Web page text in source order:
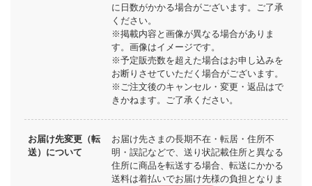
に日数がかかる場合がございます。ご了承
ください。
※掲載内容と画像が異なる場合がありま
す。画像はイメージです。
※予定販売数を超えた場合はお申し込みを
お断りさせていただく場合がございます。
※ご注文後のキャンセル・変更・返品はで
きかねます。ご了承ください。
お届け先変更（転
送）について
お届け先さまの長期不在・転居・住所不
明・誤記などで、送り状記載住所と異なる
住所に商品を転送する場合、転送にかかる
送料は着払いでお届け先様の負担となりま